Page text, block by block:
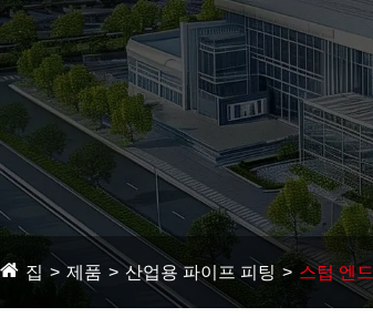
집 제품 산업용 파이프 피팅 스텁 엔드